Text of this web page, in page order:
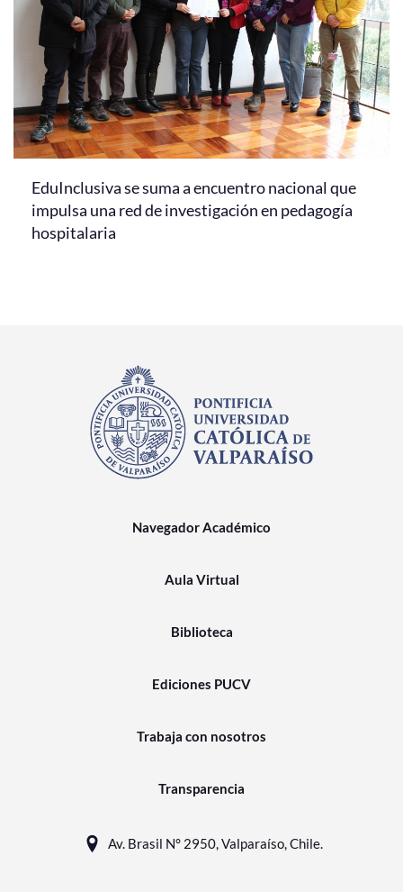
EduInclusiva se suma a encuentro nacional que
impulsa una red de investigación en pedagogía
hospitalaria
Navegador Académico
Aula Virtual
Biblioteca
Ediciones PUCV
Trabaja con nosotros
Transparencia
Av. Brasil N° 2950, Valparaíso, Chile.